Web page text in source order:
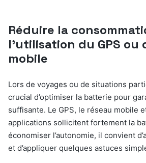
Réduire la
l’utilisation du GPS ou
mobile
Lors de voyages ou de situations
crucial d’optimiser la batterie pour
suffisante. Le GPS, le réseau mobile
applications sollicitent fortement la
économiser l’autonomie, il convient
et d’appliquer quelques astuces